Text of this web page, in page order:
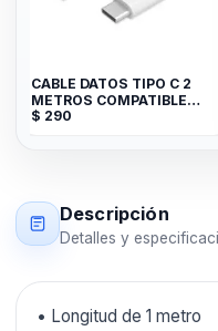
CABLE DATOS TIPO C 2
METROS COMPATIBLE
BLANCO JK
$ 290
Descripción
Detalles y
• Longitud de 1 metro